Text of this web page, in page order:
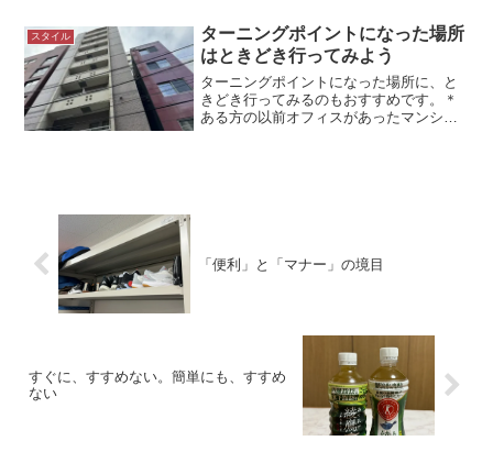
（ACSM）が様々な運動のMETｓ（メッ
ツ）を公表しています。メッツ...
スタイル
ターニングポイントになった場所
はときどき行ってみよう
ターニングポイントになった場所に、と
きどき行ってみるのもおすすめです。＊
ある方の以前オフィスがあったマンショ
「便利」と「マナー」の境目
すぐに、すすめない。簡単にも、すすめ
ない